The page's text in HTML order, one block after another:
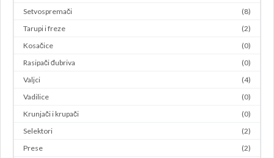
Setvospremači
(8)
Tarupi i freze
(2)
Kosačice
(0)
Rasipači đubriva
(0)
Valjci
(4)
Vadilice
(0)
Krunjači i krupači
(0)
Selektori
(2)
Prese
(2)